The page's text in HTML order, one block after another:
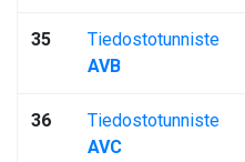
35
Tiedostotunniste
AVB
36
Tiedostotunniste
AVC